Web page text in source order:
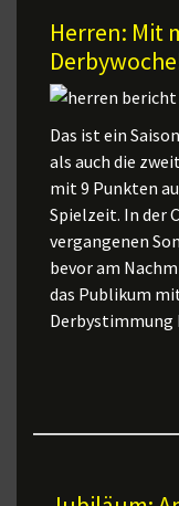
Herren: Mit
Das ist ein
als auch die
mit 9 Punkten
Spielzeit. In der
vergangenen
bevor am
das Publikum
Derbystimmung